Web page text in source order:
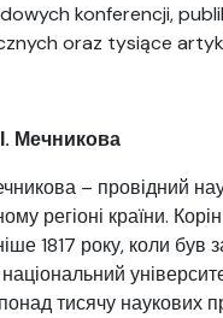
konferencji,
oraz tysiące
Мечникова
– провідний
регіоні країни.
1817 року, коли
тисячу наукових